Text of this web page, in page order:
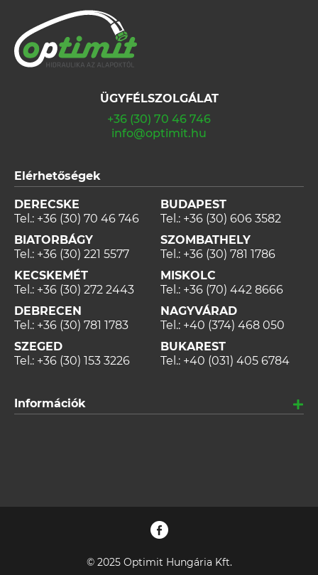
ÜGYFÉLSZOLGÁLAT
+36 (30) 70 46 746
info@optimit.hu
Elérhetőségek
DERECSKE
Tel.: +36 (30) 70 46 746
BIATORBÁGY
Tel.: +36 (30) 221 5577
KECSKEMÉT
Tel.: +36 (30) 272 2443
DEBRECEN
Tel.: +36 (30) 781 1783
SZEGED
Tel.: +36 (30) 153 3226
BUDAPEST
Tel.: +36 (30) 606 3582
SZOMBATHELY
Tel.: +36 (30) 781 1786
MISKOLC
Tel.: +36 (70) 442 8666
NAGYVÁRAD
Tel.: +40 (374) 468 050
BUKAREST
Tel.: +40 (031) 405 6784
Információk
© 2025 Optimit Hungária Kft.